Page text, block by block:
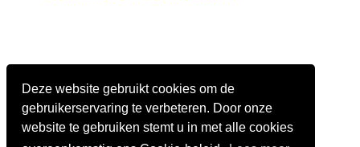
Deze website gebruikt cookies om de
gebruikerservaring te verbeteren. Door onze
website te gebruiken stemt u in met alle cookies